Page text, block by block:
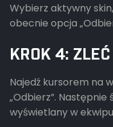
Wybierz aktywny
obecnie opcja
KROK 4:
Najedź kursorem na
„Odbierz”.
wyświetlany w